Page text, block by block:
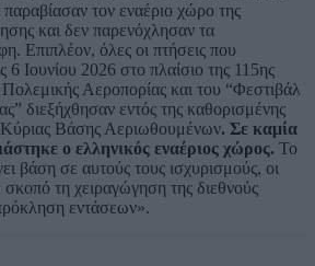
τον εναέριο χώρο της
και δεν παρενόχλησαν τα
Επιπλέον, όλες οι πτήσεις που
6 Ιουνίου 2026 στο πλαίσιο της 115ης
Πολεμικής Αεροπορίας και του “Φεστιβάλ
διεξήχθησαν εντός της καθορισμένης
Βάσης Αεριωθουμένων. Σε καμία
ο ελληνικός εναέριος χώρος. Το
βάση σε αυτούς τους ισχυρισμούς, οι
σκοπό τη χειραγώγηση της διεθνούς
εντάσεων».